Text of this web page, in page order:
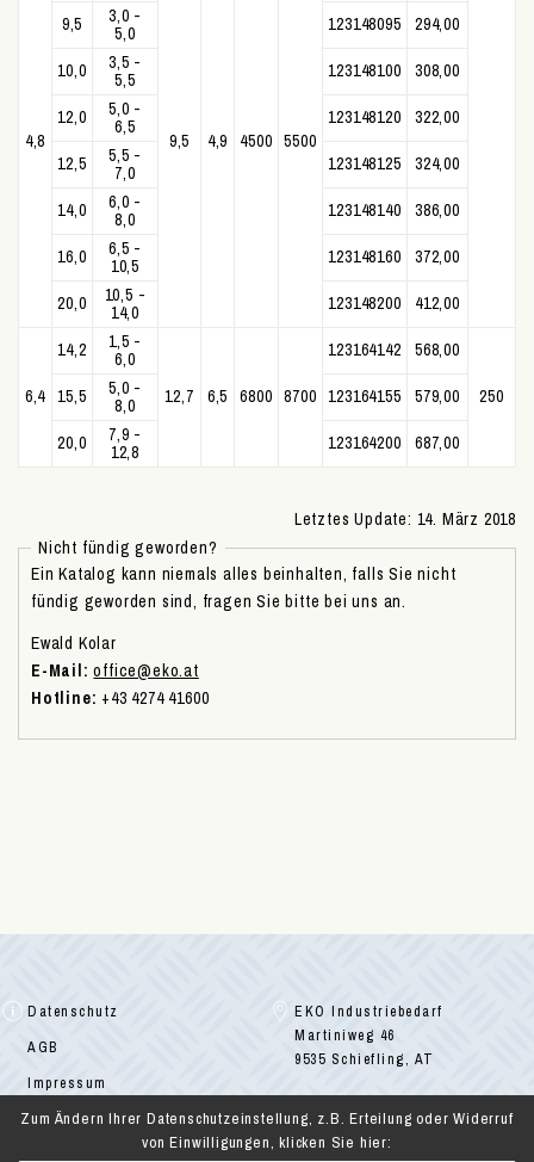
4,8 9,5 4,9 4500 5500
9,5
3,0 -
5,0
123148095 294,00
10,0
3,5 -
5,5
123148100 308,00
12,0
5,0 -
6,5
123148120 322,00
12,5
5,5 -
7,0
123148125 324,00
14,0
6,0 -
8,0
123148140 386,00
16,0
6,5 -
10,5
123148160 372,00
20,0
10,5 -
14,0
123148200 412,00
6,4
14,2
1,5 -
6,0
12,7
6,5 6800 8700
123164142 568,00
250
15,5
5,0 -
8,0
123164155 579,00
20,0
7,9 -
12,8
123164200 687,00
Letztes Update: 14. März 2018
Nicht fündig geworden?
Ein Katalog kann niemals alles beinhalten, falls Sie nicht
fündig geworden sind, fragen Sie bitte bei uns an.
Ewald Kolar
E-Mail: office@eko.at
Hotline: +43 4274 41600
Datenschutz
AGB
Impressum
EKO Industriebedarf
Martiniweg 46
9535 Schiefling, AT
Zum Ändern Ihrer Datenschutzeinstellung, z.B. Erteilung oder Widerruf
von Einwilligungen, klicken Sie hier: